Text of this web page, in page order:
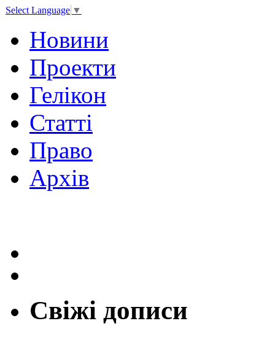
Select Language ▼
Новини
Проекти
Гелікон
Статті
Право
Архів
Свіжі дописи